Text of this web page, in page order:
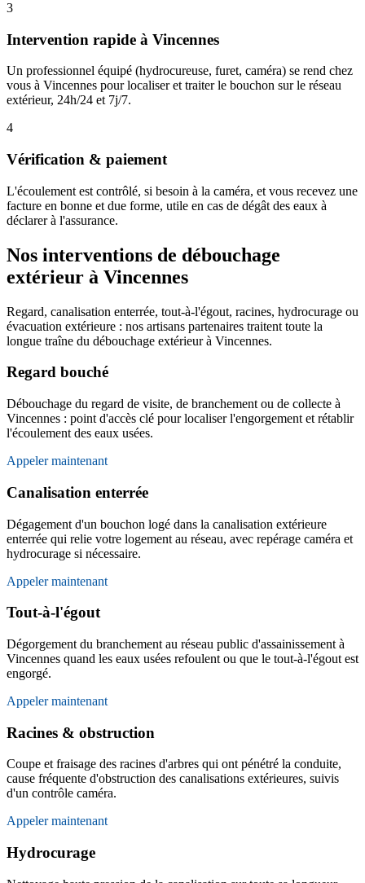
3
Intervention rapide à Vincennes
Un professionnel équipé (hydrocureuse, furet, caméra) se rend chez
vous à Vincennes pour localiser et traiter le bouchon sur le réseau
extérieur, 24h/24 et 7j/7.
4
Vérification & paiement
L'écoulement est contrôlé, si besoin à la caméra, et vous recevez une
facture en bonne et due forme, utile en cas de dégât des eaux à
déclarer à l'assurance.
Nos interventions de débouchage
extérieur à Vincennes
Regard, canalisation enterrée, tout-à-l'égout, racines, hydrocurage ou
évacuation extérieure : nos artisans partenaires traitent toute la
longue traîne du débouchage extérieur à Vincennes.
Regard bouché
Débouchage du regard de visite, de branchement ou de collecte à
Vincennes : point d'accès clé pour localiser l'engorgement et rétablir
l'écoulement des eaux usées.
Appeler maintenant
Canalisation enterrée
Dégagement d'un bouchon logé dans la canalisation extérieure
enterrée qui relie votre logement au réseau, avec repérage caméra et
hydrocurage si nécessaire.
Appeler maintenant
Tout-à-l'égout
Dégorgement du branchement au réseau public d'assainissement à
Vincennes quand les eaux usées refoulent ou que le tout-à-l'égout est
engorgé.
Appeler maintenant
Racines & obstruction
Coupe et fraisage des racines d'arbres qui ont pénétré la conduite,
cause fréquente d'obstruction des canalisations extérieures, suivis
d'un contrôle caméra.
Appeler maintenant
Hydrocurage